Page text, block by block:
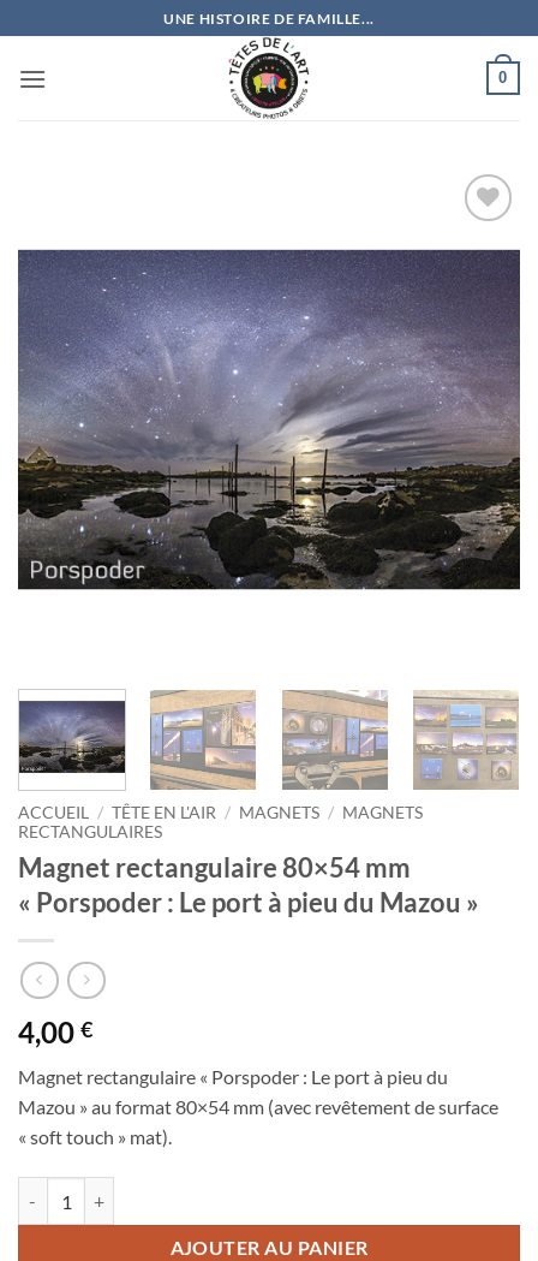
au
contenu
UNE HISTOIRE DE FAMILLE...
0
à la
wishlist
ACCUEIL / TÊTE EN L'AIR / MAGNETS / MAGNETS
RECTANGULAIRES
Magnet rectangulaire 80×54 mm
« Porspoder : Le port à pieu du Mazou »
4,00 €
Magnet rectangulaire « Porspoder : Le port à pieu du
Mazou » au format 80×54 mm (avec revêtement de surface
« soft touch » mat).
AJOUTER AU PANIER